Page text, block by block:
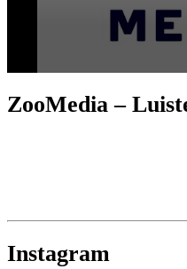
ZooMedia –
Instagram